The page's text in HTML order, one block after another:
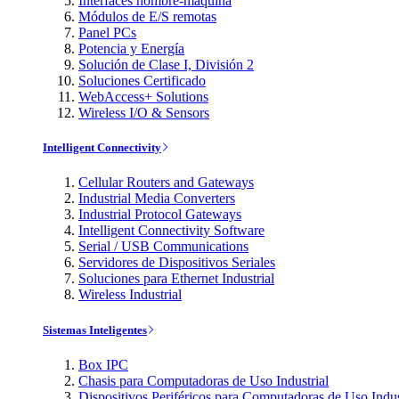
Módulos de E/S remotas
Panel PCs
Potencia y Energía
Solución de Clase I, División 2
Soluciones Certificado
WebAccess+ Solutions
Wireless I/O & Sensors
Intelligent Connectivity
Cellular Routers and Gateways
Industrial Media Converters
Industrial Protocol Gateways
Intelligent Connectivity Software
Serial / USB Communications
Servidores de Dispositivos Seriales
Soluciones para Ethernet Industrial
Wireless Industrial
Sistemas Inteligentes
Box IPC
Chasis para Computadoras de Uso Industrial